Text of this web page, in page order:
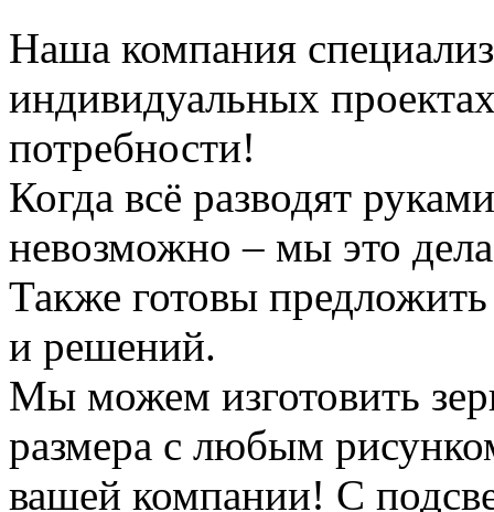
Наша компания
индивидуальных
потребности!
Когда всё разводят
невозможно – мы это
Также готовы
и решений.
Мы можем изготовить
размера с любым
вашей компании! С